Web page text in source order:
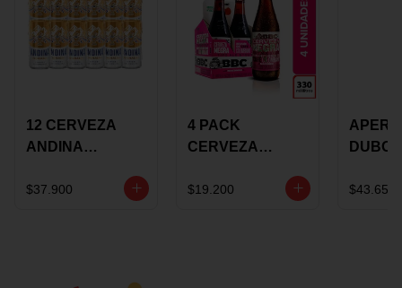
12 CERVEZA
ANDINA
LATON
$37.900
4 PACK
CERVEZA
ROSE BBC
$19.200
VINO
$43.650